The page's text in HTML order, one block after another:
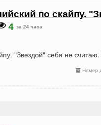
по скайпу.
4 за 24 часа
"Звездой" себя не
Номер